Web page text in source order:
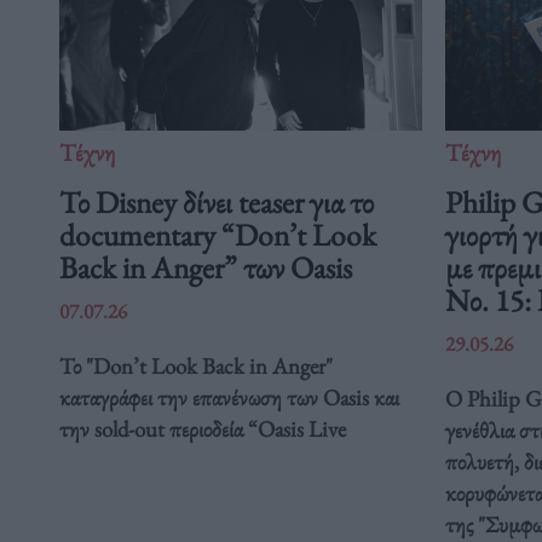
Τέχνη
Το Disney δίνει teaser για το
documentary “Don’t Look
Back in Anger” των Oasis
07.07.26
Το "Don’t Look Back in Anger"
καταγράφει την επανένωση των Oasis και
την sold-out περιοδεία “Oasis Live
Τέχνη
Philip
γιορτή
με
Νο. 15:
29.05.26
Ο Philip
γενέθλια
πολυετή,
της